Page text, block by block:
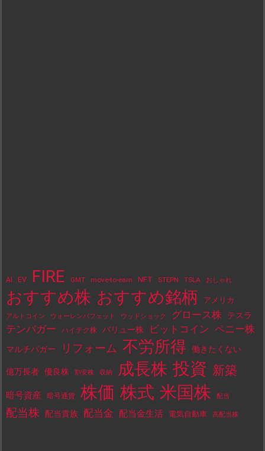
AI EV FIRE GMT move-to-earn NFT STEPN TSLA おしゃれ
おすすめ株 おすすめ銘柄 アメリカ
アルトコイン ウォーレンバフェット ウッドショック グロース株 テスラ
テンバガー ハイテク株 バリュー株 ビットコイン ペニー株
マルチバガー リフォーム 不労所得 働きたくない
億万長者 優良株 割安株 収納 成長株 投資 新築
暗号資産 暗号通貨 株価 株式 米国株 配当
配当株 配当貴族 配当金 配当金生活 電気自動車 高配当株